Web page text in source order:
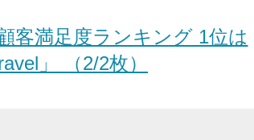
客満足度ランキング 1位は
」 （2/2枚）